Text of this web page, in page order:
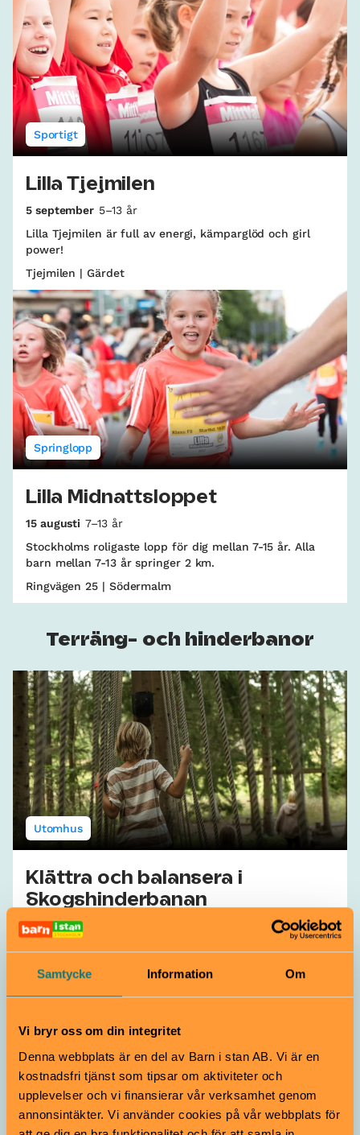
Samtycke Information Om
Vi bryr oss om din integritet
Denna webbplats är en del av Barn i stan AB. Vi är en
kostnadsfri tjänst som tipsar om aktiviteter och
upplevelser och vi finansierar vår verksamhet genom
annonsintäkter. Vi använder cookies på vår webbplats för
Sportigt
Lilla Tjejmilen
5 september 5–13 år
Lilla Tjejmilen är full av energi, kämparglöd och girl
power!
Tjejmilen | Gärdet
Springlopp
Lilla Midnattsloppet
15 augusti 7–13 år
Stockholms roligaste lopp för dig mellan 7-15 år. Alla
barn mellan 7-13 år springer 2 km.
Ringvägen 25 | Södermalm
Terräng- och hinderbanor
Utomhus
Klättra och balansera i
Skogshinderbanan
Från 2 år
Välkommen till en skogshinderbana med utmaningar
lianer och ta dig över vingliga stockar.
Den som vinner får
guldmedalj. Den som
kommer tvåa får silvertejp.
Emmie, 4 år